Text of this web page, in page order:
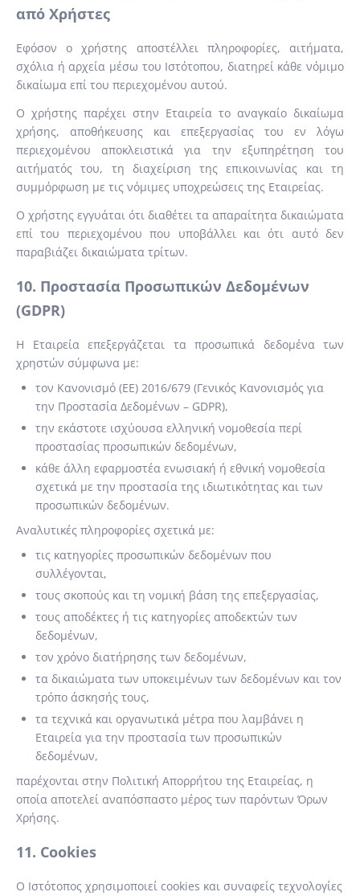
από Χρήστες
Εφόσον ο χρήστης αποστέλλει πληροφορίες, αιτήματα,
σχόλια ή αρχεία μέσω του Ιστότοπου, διατηρεί κάθε νόμιμο
δικαίωμα επί του περιεχομένου αυτού.
Ο χρήστης παρέχει στην Εταιρεία το αναγκαίο δικαίωμα
χρήσης, αποθήκευσης και επεξεργασίας του εν λόγω
περιεχομένου αποκλειστικά για την εξυπηρέτηση του
αιτήματός του, τη διαχείριση της επικοινωνίας και τη
συμμόρφωση με τις νόμιμες υποχρεώσεις της Εταιρείας.
Ο χρήστης εγγυάται ότι διαθέτει τα απαραίτητα δικαιώματα
επί του περιεχομένου που υποβάλλει και ότι αυτό δεν
παραβιάζει δικαιώματα τρίτων.
10. Προστασία Προσωπικών Δεδομένων
(GDPR)
Η Εταιρεία επεξεργάζεται τα προσωπικά δεδομένα των
χρηστών σύμφωνα με:
τον Κανονισμό (ΕΕ) 2016/679 (Γενικός Κανονισμός για
την Προστασία Δεδομένων – GDPR),
την εκάστοτε ισχύουσα ελληνική νομοθεσία περί
προστασίας προσωπικών δεδομένων,
κάθε άλλη εφαρμοστέα ενωσιακή ή εθνική νομοθεσία
σχετικά με την προστασία της ιδιωτικότητας και των
προσωπικών δεδομένων.
Αναλυτικές πληροφορίες σχετικά με:
τις κατηγορίες προσωπικών δεδομένων που
συλλέγονται,
τους σκοπούς και τη νομική βάση της επεξεργασίας,
τους αποδέκτες ή τις κατηγορίες αποδεκτών των
δεδομένων,
τον χρόνο διατήρησης των δεδομένων,
τα δικαιώματα των υποκειμένων των δεδομένων και τον
τρόπο άσκησής τους,
τα τεχνικά και οργανωτικά μέτρα που λαμβάνει η
Εταιρεία για την προστασία των προσωπικών
δεδομένων,
παρέχονται στην Πολιτική Απορρήτου της Εταιρείας, η
οποία αποτελεί αναπόσπαστο μέρος των παρόντων Όρων
Χρήσης.
11. Cookies
Ο Ιστότοπος χρησιμοποιεί cookies και συναφείς τεχνολογίες